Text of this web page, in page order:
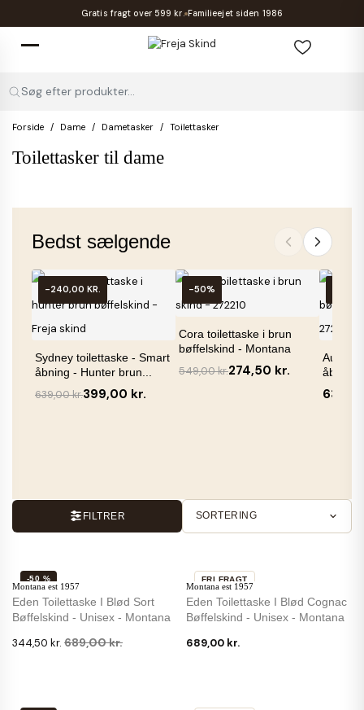
Gratis fragt over 599 kr. Familieejet siden 1986
Søg efter produkter...
Forside Dame Dametasker Toilettasker
Toilettasker til dame
Bedst sælgende
-240,00 KR.
Sydney toilettaske - Smart
åbning - Hunter brun...
639,00 kr.399,00 kr.
-50%
Cora toilettaske i brun
bøffelskind - Montana
549,00 kr.274,50 kr.
Austin
åbning
FILTRER SORTERING
Montana est 1957
Eden Toilettaske I Blød Sort
Bøffelskind - Unisex - Montana
344,50 kr. 689,00 kr.
-50 %
Montana est 1957
Eden Toilettaske I Blød Cognac
Bøffelskind - Unisex - Montana
689,00 kr.
FRI FRAGT